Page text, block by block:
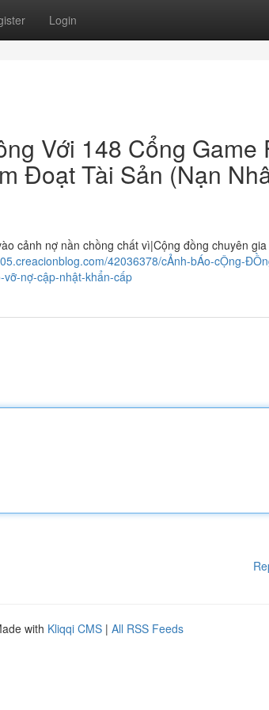
Login
Với 148 Cổng Game
Đoạt Tài Sản (Nạn
cảnh nợ nần chồng chất vì|Cộng đồng chuyên
42036378/cẢnh-bÁo-cỘng-
nợ-cập-nhật-khẩn-cấp
with Kliqqi CMS | All RSS Feeds